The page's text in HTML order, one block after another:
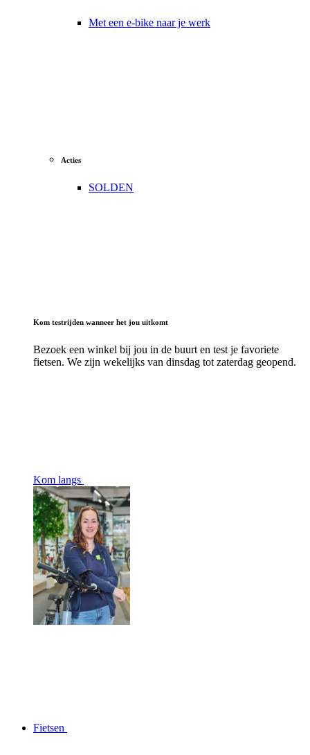
Met een e-bike naar je werk
Acties
SOLDEN
Kom testrijden wanneer het jou uitkomt
Bezoek een winkel bij jou in de buurt en test je favoriete
fietsen. We zijn wekelijks van dinsdag tot zaterdag geopend.
Kom langs
Fietsen